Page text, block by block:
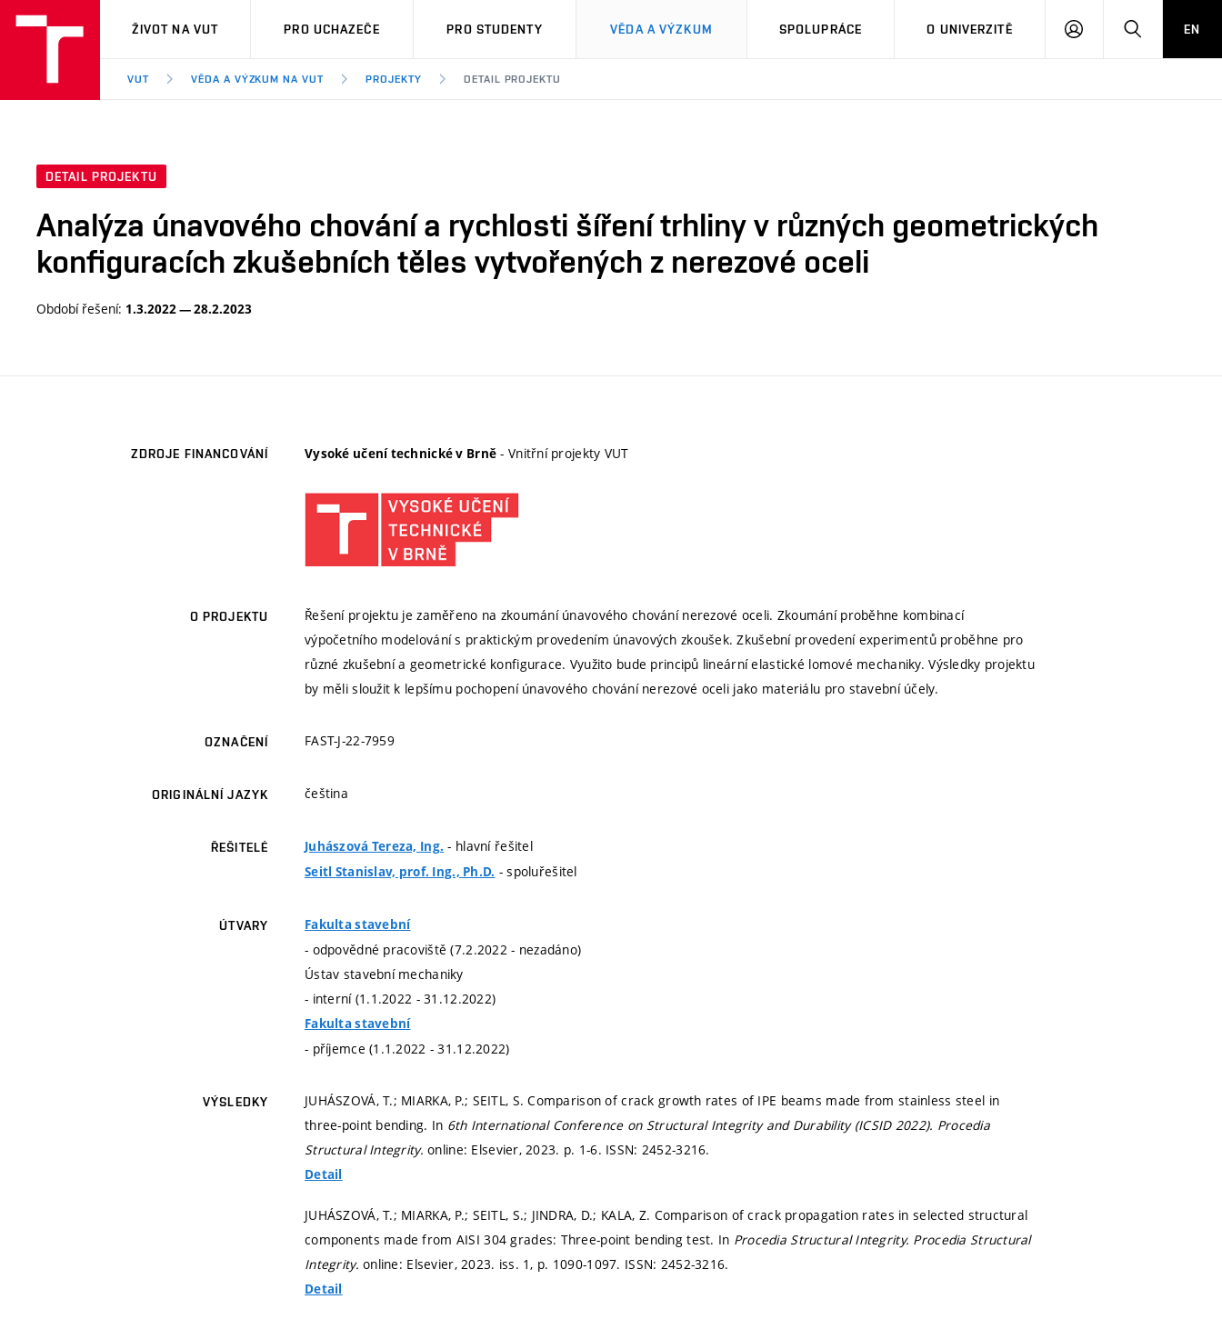
VUT
ŽIVOT NA VUT PRO UCHAZEČE PRO STUDENTY VĚDA A VÝZKUM SPOLUPRÁCE O UNIVERZITĚ
PŘIHLÁSIT HLEDATEN
VUT VĚDA A VÝZKUM NA VUT PROJEKTY DETAIL PROJEKTU
DETAIL PROJEKTU
Analýza únavového chování a rychlosti šíření trhliny v různých geometrických
konfiguracích zkušebních těles vytvořených z nerezové oceli
Období řešení: 1.3.2022 — 28.2.2023
ZDROJE FINANCOVÁNÍ Vysoké učení technické v Brně - Vnitřní projekty VUT
O PROJEKTU
Řešení projektu je zaměřeno na zkoumání únavového chování nerezové oceli. Zkoumání proběhne kombinací
výpočetního modelování s praktickým provedením únavových zkoušek. Zkušební provedení experimentů proběhne pro
různé zkušební a geometrické konfigurace. Využito bude principů lineární elastické lomové mechaniky. Výsledky projektu
by měli sloužit k lepšímu pochopení únavového chování nerezové oceli jako materiálu pro stavební účely.
OZNAČENÍ FAST-J-22-7959
ORIGINÁLNÍ JAZYK čeština
ŘEŠITELÉ Juhászová Tereza, Ing. - hlavní řešitel
Seitl Stanislav, prof. Ing., Ph.D. - spoluřešitel
ÚTVARY Fakulta stavební
- odpovědné pracoviště (7.2.2022 - nezadáno)
Ústav stavební mechaniky
- interní (1.1.2022 - 31.12.2022)
Fakulta stavební
- příjemce (1.1.2022 - 31.12.2022)
VÝSLEDKY
JUHÁSZOVÁ, T.; MIARKA, P.; SEITL, S. Comparison of crack growth rates of IPE beams made from stainless steel in
three-point bending. In 6th International Conference on Structural Integrity and Durability (ICSID 2022). Procedia
Structural Integrity.online: Elsevier, 2023. p. 1-6. ISSN: 2452-3216.
Detail
JUHÁSZOVÁ, T.; MIARKA, P.; SEITL, S.; JINDRA, D.; KALA, Z. Comparison of crack propagation rates in selected structural
components made from AISI 304 grades: Three-point bending test. In Procedia Structural Integrity. Procedia Structural
Integrity.online: Elsevier, 2023. iss. 1, p. 1090-1097. ISSN: 2452-3216.
Detail